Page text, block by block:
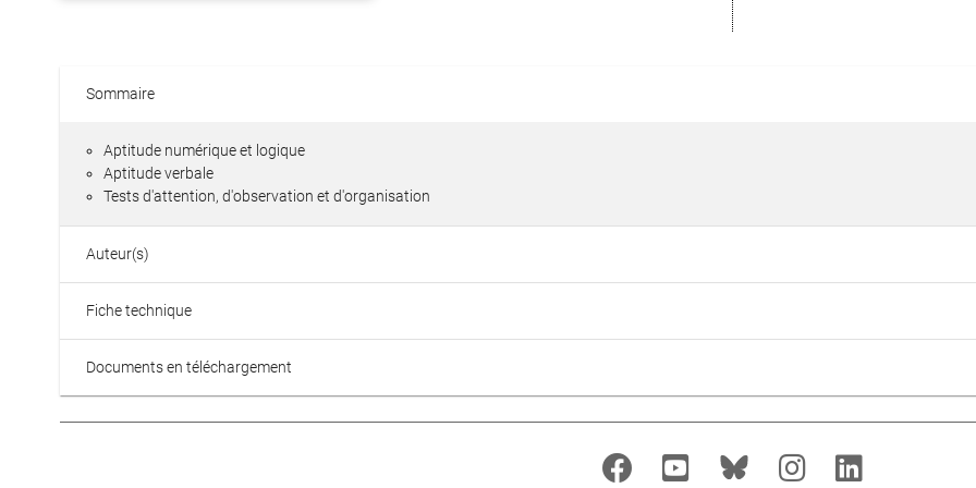
Sommaire
Aptitude numérique et logique
Aptitude verbale
Tests d'attention, d'observation et d'organisation
Auteur(s)
Fiche technique
Documents en téléchargement